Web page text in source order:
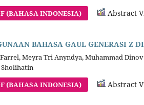
(BAHASA INDONESIA) Abstract
BAHASA GAUL GENERASI Z
Meyra Tri Anyndya, Muhammad
Sholihatin
(BAHASA INDONESIA) Abstract